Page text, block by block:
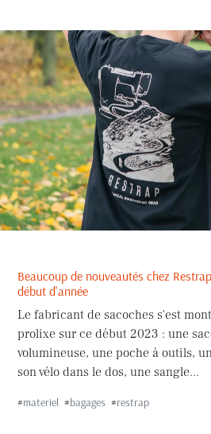
Beaucoup de nouveautés chez
début d'année
Le fabricant de sacoches s'est
prolixe sur ce début 2023 : une
volumineuse, une poche à outils,
son vélo dans le dos, une sangle...
#materiel #bagages #restrap